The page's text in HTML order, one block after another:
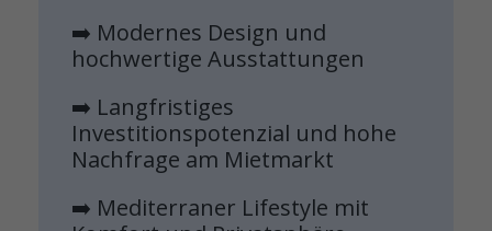
➡️ Modernes Design und
hochwertige Ausstattungen
➡️ Langfristiges
Investitionspotenzial und hohe
Nachfrage am Mietmarkt
➡️ Mediterraner Lifestyle mit